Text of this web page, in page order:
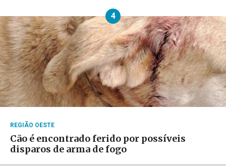
4
REGIÃO OESTE
Cão é encontrado ferido por possíveis
disparos de arma de fogo